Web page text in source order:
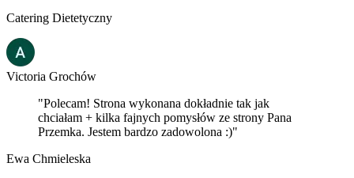
Catering Dietetyczny
Victoria Grochów
"Polecam! Strona wykonana dokładnie tak jak
chciałam + kilka fajnych pomysłów ze strony Pana
Przemka. Jestem bardzo zadowolona :)"
Ewa Chmieleska